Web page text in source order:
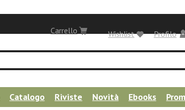
Carrello Profilo
Wishlist
Catalogo Riviste Novità Ebooks